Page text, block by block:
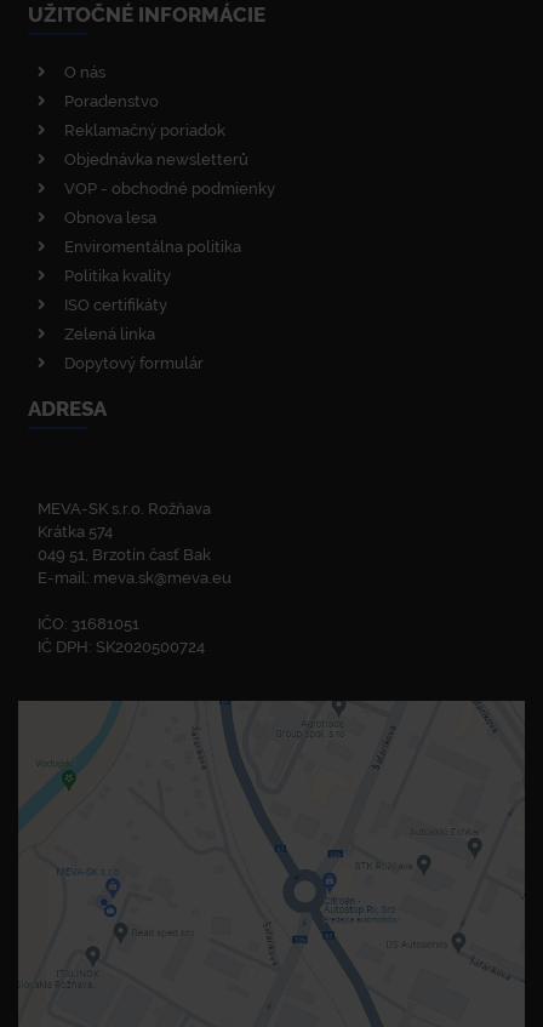
UŽITOČNÉ INFORMÁCIE
O nás
Poradenstvo
Reklamačný poriadok
Objednávka newsletterů
VOP - obchodné podmienky
Obnova lesa
Enviromentálna politika
Politika kvality
ISO certifikáty
Zelená linka
Dopytový formulár
ADRESA
MEVA-SK s.r.o. Rožňava
Krátka 574
049 51, Brzotín časť Bak
E-mail: meva.sk@meva.eu
IČO: 31681051
IČ DPH: SK2020500724